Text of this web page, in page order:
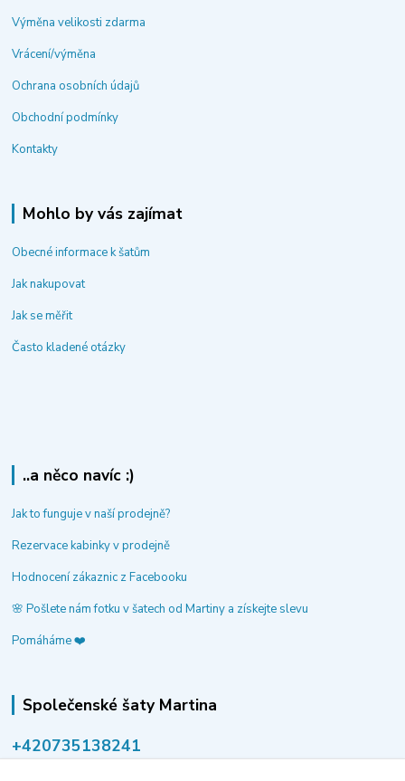
Výměna velikosti zdarma
Vrácení/výměna
Ochrana osobních údajů
Obchodní podmínky
Kontakty
Mohlo by vás zajímat
Obecné informace k šatům
Jak nakupovat
Jak se měřit
Často kladené otázky
..a něco navíc :)
Jak to funguje v naší prodejně?
Rezervace kabinky v prodejně
Hodnocení zákaznic z Facebooku
🌸 Pošlete nám fotku v šatech od Martiny a získejte slevu
Pomáháme ❤️
Společenské šaty Martina
‭+420735138241